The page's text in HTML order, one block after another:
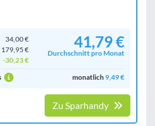
34,00 €
179,95 €
-30,23 €
41,79 €
Durchschnitt pro Monat
monatlich9,49 €
Zu Sparhandy